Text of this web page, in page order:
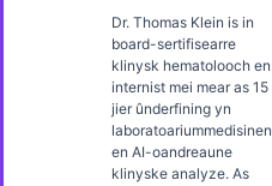
Dr. Thomas Klein is in
board-sertifisearre
klinysk hematolooch en
internist mei mear as 15
jier ûnderfining yn
laboratoariummedisinen
en AI-oandreaune
klinyske analyze. As